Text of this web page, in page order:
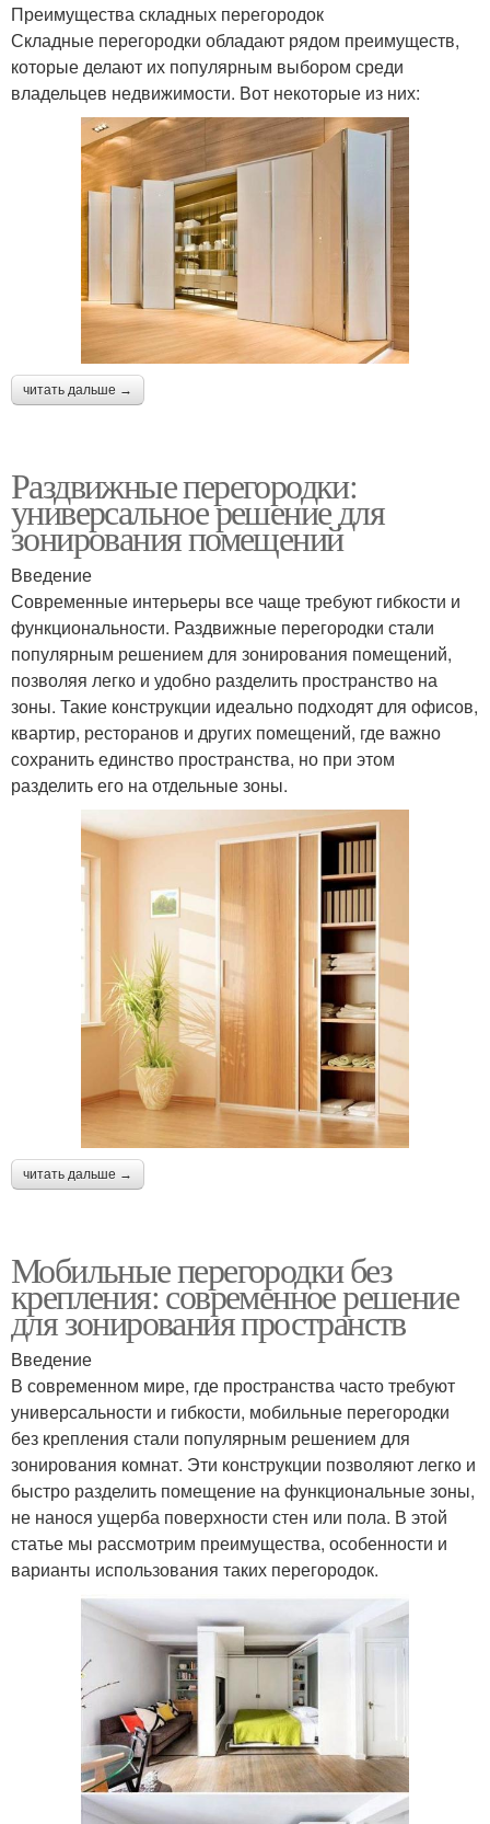
Преимущества складных перегородок
Складные перегородки обладают рядом преимуществ,
которые делают их популярным выбором среди
владельцев недвижимости. Вот некоторые из них:
читать дальше →
Раздвижные перегородки:
универсальное решение для
зонирования помещений
Введение
Современные интерьеры все чаще требуют гибкости и
функциональности. Раздвижные перегородки стали
популярным решением для зонирования помещений,
позволяя легко и удобно разделить пространство на
зоны. Такие конструкции идеально подходят для офисов,
квартир, ресторанов и других помещений, где важно
сохранить единство пространства, но при этом
разделить его на отдельные зоны.
читать дальше →
Мобильные перегородки без
крепления: современное решение
для зонирования пространств
Введение
В современном мире, где пространства часто требуют
универсальности и гибкости, мобильные перегородки
без крепления стали популярным решением для
зонирования комнат. Эти конструкции позволяют легко и
быстро разделить помещение на функциональные зоны,
не нанося ущерба поверхности стен или пола. В этой
статье мы рассмотрим преимущества, особенности и
варианты использования таких перегородок.